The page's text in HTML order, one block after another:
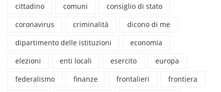
cittadino comuni
consiglio di stato
coronavirus
criminalità
dicono di me
dipartimento delle istituzioni
economia
elezioni
enti locali esercito
europa
federalismo
finanze frontalieri
frontiera